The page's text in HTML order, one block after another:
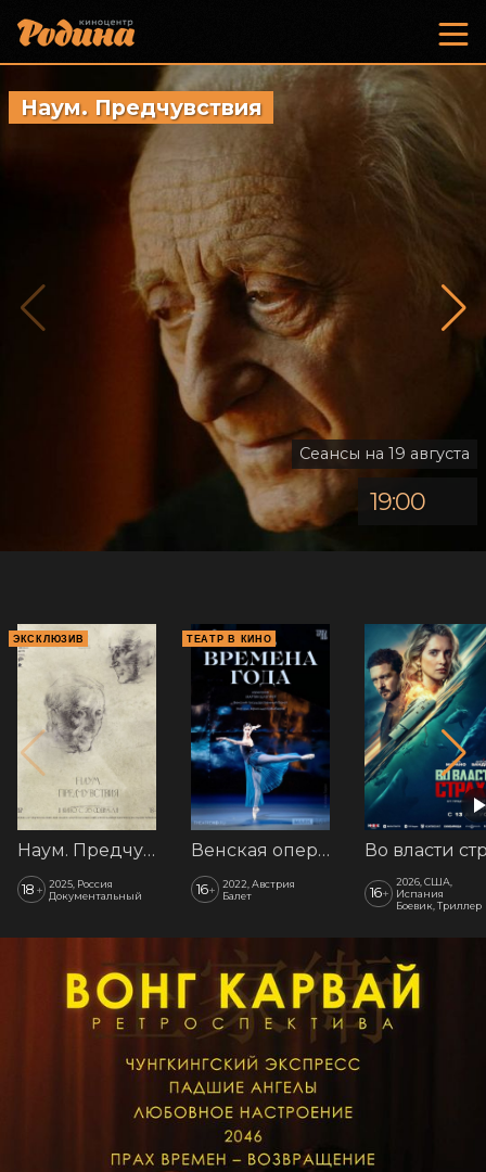
Наум. Предчувствия
Сеансы на 19 августа
19:00
ЭКСКЛЮЗИВ
Наум. Предчувствия
18 +
2025, Россия
Документальный
ТЕАТР В КИНО
Венская опера: Времена года
16+
2022, Австрия
Балет
16+
2026, США,
Испания
Боевик, Триллер